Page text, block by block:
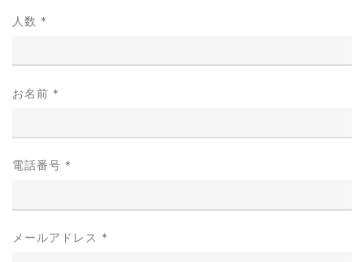
人数 *
お名前 *
電話番号 *
メールアドレス *